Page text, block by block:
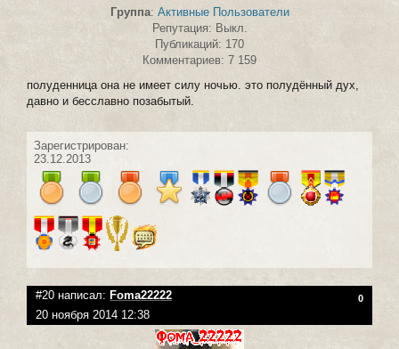
Группа: Активные Пользователи
Репутация: Выкл.
Публикаций: 170
Комментариев: 7 159
полуденница она не имеет силу ночью. это полудённый дух,
давно и бесславно позабытый.
Зарегистрирован:
23.12.2013
#20 написал: Foma22222 0
20 ноября 2014 12:38